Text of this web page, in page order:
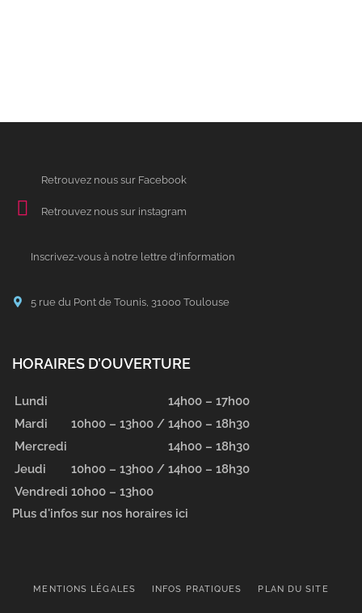
Retrouvez nous sur Facebook
Retrouvez nous sur instagram
Inscrivez-vous à notre lettre d'information
5 rue du Pont de Tounis, 31000 Toulouse
HORAIRES D’OUVERTURE
Lundi
14h00 – 17h00
Mardi
10h00 – 13h00 / 14h00 – 18h30
Mercredi
14h00 – 18h30
Jeudi
10h00 – 13h00 / 14h00 – 18h30
Vendredi 10h00 – 13h00
Plus d'infos sur nos horaires ici
MENTIONS LÉGALES INFOS PRATIQUES PLAN DU SITE